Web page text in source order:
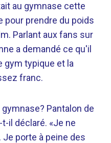
au gymnase cette
pour prendre du poids
Parlant aux fans sur
a demandé ce qu'il
gym typique et la
franc.
Pantalon de
il déclaré. «Je ne
porte à peine des